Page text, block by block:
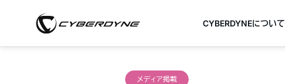
CYBERDYNEについて
メディア掲載